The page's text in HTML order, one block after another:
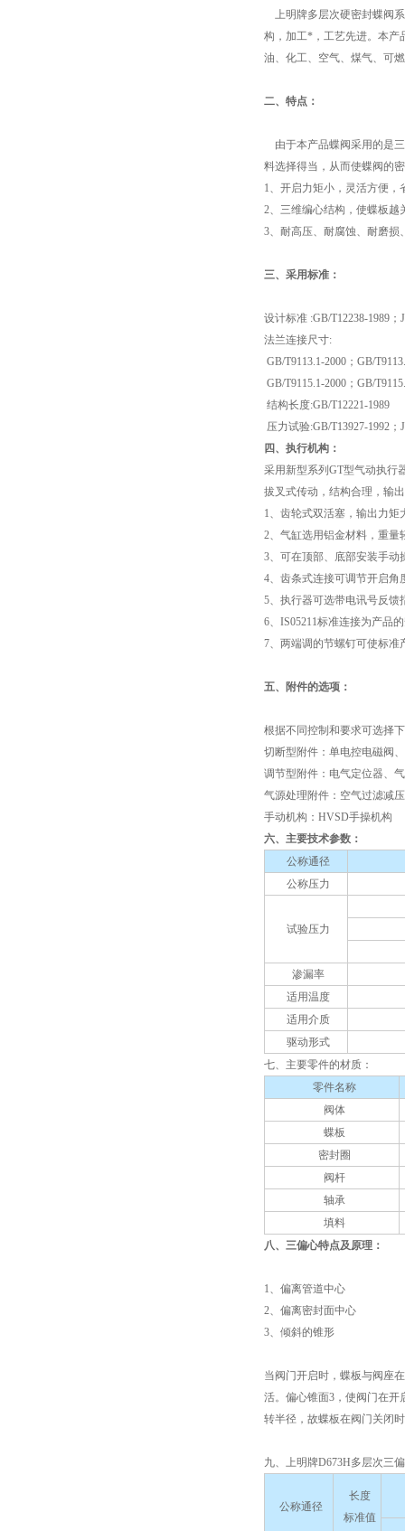
上明牌多层次硬密封蝶阀
构，加工*，工艺先进。本产
油、化工、空气、煤气、可
二、特点 ：
由于本产品蝶阀采用的是
料选择得当，从而使蝶阀的
1、开启力矩小，灵活方便，
2、三维编心结构，使蝶板越
3、耐高压、耐腐蚀、耐磨损
三、采用标准 ：
设计标准 :GB/T12238-1989；
法兰连接尺寸:
GB/T9113.1-2000；GB/
GB/T9115.1-2000；GB/
结构长度:GB/T12221-1989
压力试验:GB/T13927-1992；
四、执行机构：
采用新型系列GT型气动执行
拔叉式传动，结构合理，输
1、齿轮式双活塞，输出力矩
2、气缸选用铝金材料，重量
3、可在顶部、底部安装手动
4、齿条式连接可调节开启角
5、执行器可选带电讯号反馈
6、IS05211标准连接为产品
7、两端调的节螺钉可使标准
五、附件的选项 ：
根据不同控制和要求可选择
切断型附件：单电控电磁阀
调节型附件：电气定位器、
气源处理附件：空气过滤减
手动机构：HVSD手操机构
六、主要技术参数：
公称通径
公称压力
试验压力
渗漏率
适用温度
适用介质
驱动形式
七、主要零件的材质 ：
零件名称
阀体
蝶板
密封圈
阀杆
轴承
填料
八、三偏心特点及原理 ：
1、偏离管道中心
2、偏离密封面中心
3、倾斜的锥形
当阀门开启时，蝶板与阀座
活。偏心锥面3，使阀门在
转半径，故蝶板在阀门关闭
九、上明牌D673H多层次三
公称通径
长度
标准值